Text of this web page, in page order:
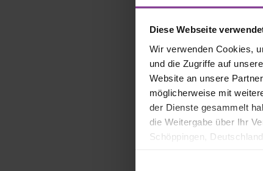
Diese Webseite
Wir verwenden Cookies,
und die Zugriffe auf
Website an unsere
möglicherweise mit
der Dienste gesammelt
die Weitergabe über Ihr
Schöppingen,